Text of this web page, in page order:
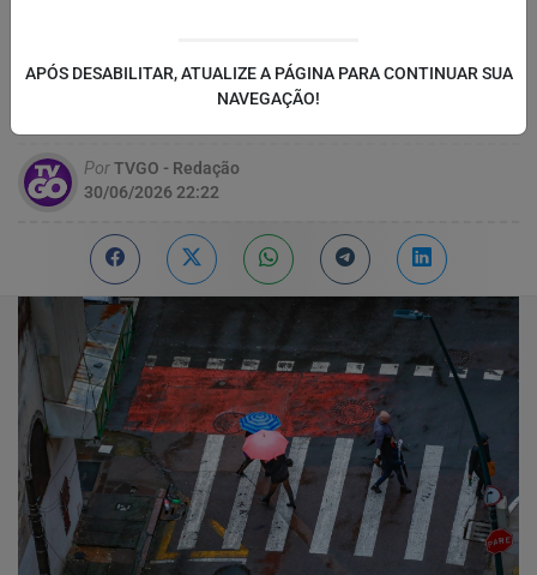
superiores a 100 milímetros em 24 horas,
além de vento, granizo e elevação de rios.
PorTVGO - Redação
30/06/2026 22:22
APÓS DESABILITAR, ATUALIZE A PÁGINA PARA CONTINUAR SUA
NAVEGAÇÃO!